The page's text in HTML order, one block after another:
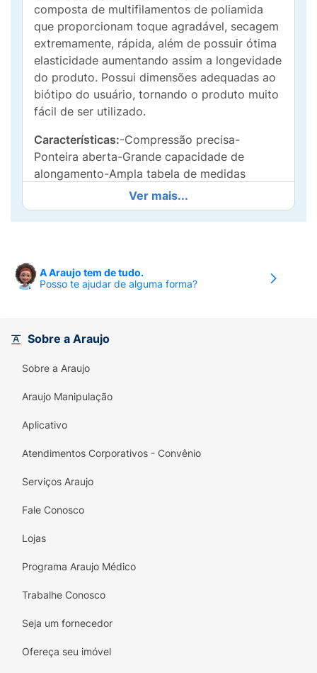
composta de multifilamentos de poliamida
que proporcionam toque agradável, secagem
extremamente, rápida, além de possuir ótima
elasticidade aumentando assim a longevidade
do produto. Possui dimensões adequadas ao
biótipo do usuário, tornando o produto muito
fácil de ser utilizado.
Características:-Compressão precisa-
Ponteira aberta-Grande capacidade de
alongamento-Ampla tabela de medidas
Recomendada pelos médicos para:
moderadas.-Após tratamento
escleroterápico-Pós-operatório de varizes.
severas.-Tratamento da trombose venosa
profunda.
Ver mais...
A Araujo tem de tudo.
Posso te ajudar de alguma forma?
Sobre a Araujo
Sobre a Araujo
Araujo Manipulação
Aplicativo
Atendimentos Corporativos - Convênio
Serviços Araujo
Fale Conosco
Lojas
Programa Araujo Médico
Trabalhe Conosco
Seja um fornecedor
Ofereça seu imóvel